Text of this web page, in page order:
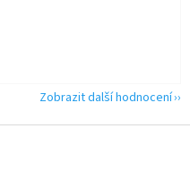
5 z 5 hvězdiček.
Zobrazit další hodnocení